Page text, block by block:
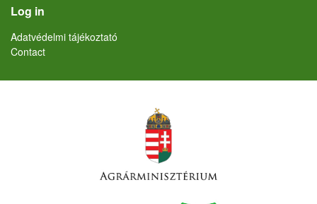
User account menu
Log in
Lábléc
Adatvédelmi tájékoztató
Contact